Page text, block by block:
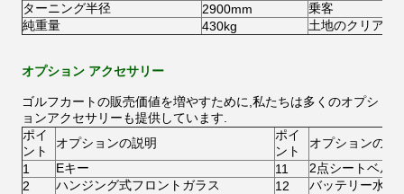
ターニング半径
2900mm
乗客
純重量
430kg 土地のクリアラ
オプション アクセサリー
ゴルフカートの販売価値を増やすために,私たちは多くのオプシ
ョンアクセサリーも提供しています.
ポイ
ント
オプションの説明
ポイ
ント
オプションの説
1
Eキー 11
2点シートベルト
2
ハンジング式フロントガラス 12 バッテリー水補